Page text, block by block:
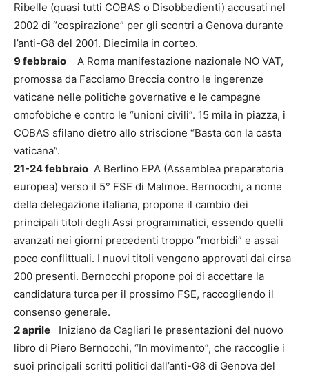
Ribelle (quasi tutti COBAS o Disobbedienti) accusati nel
2002 di “cospirazione” per gli scontri a Genova durante
l’anti-G8 del 2001. Diecimila in corteo.
9 febbraio
A Roma manifestazione nazionale NO VAT,
promossa da Facciamo Breccia contro le ingerenze
vaticane nelle politiche governative e le campagne
omofobiche e contro le “unioni civili”. 15 mila in piazza, i
COBAS sfilano dietro allo striscione “Basta con la casta
vaticana”.
21-24 febbraio A Berlino EPA (Assemblea preparatoria
europea) verso il 5° FSE di Malmoe. Bernocchi, a nome
della delegazione italiana, propone il cambio dei
principali titoli degli Assi programmatici, essendo quelli
avanzati nei giorni precedenti troppo “morbidi” e assai
poco conflittuali. I nuovi titoli vengono approvati dai cirsa
200 presenti. Bernocchi propone poi di accettare la
candidatura turca per il prossimo FSE, raccogliendo il
consenso generale.
2 aprile
Iniziano da Cagliari le presentazioni del nuovo
libro di Piero Bernocchi, “In movimento”, che raccoglie i
suoi principali scritti politici dall’anti-G8 di Genova del